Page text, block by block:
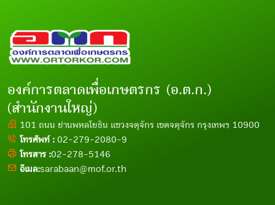
องค์การตลาดเพื่อเกษตรกร (อ.ต.ก.)
(สำนักงานใหญ่)
101 ถนน ย่านพหลโยธิน แขวงจตุจักร เขตจตุจักร กรุงเทพฯ 10900
โทรศัพท์ : 02-279-2080-9
โทรสาร :02-278-5146
อีเมล:sarabaan@mof.or.th